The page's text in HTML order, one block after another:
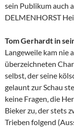
sein Publikum auch
DELMENHORST
Tom Gerhardt in
Langeweile kam nie
überzeichneten
selbst, der seine
gelaunt zur Schau
keine Fragen, die
Bieker zu, der stets
Trieben folgend